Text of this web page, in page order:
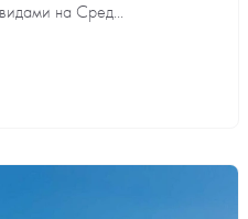
на Сред...